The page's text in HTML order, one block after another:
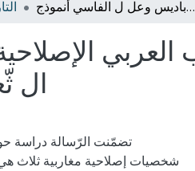
نخب المغرب العربي الإصلاحية بين القومية العربية والجامعة الإسلامية : عبد العزيز ال ثّعالبي وعبد الحميد بن باديس وعل ل الفاسي أنموذج
الإصلاحية
ال
تضمّنت الرّسالة دراسة
شخصيات إصلاحية مغاربية ثلاث